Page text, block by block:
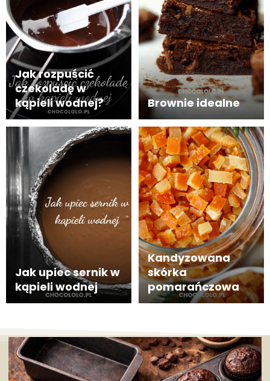
Jak rozpuścić
czekoladę w
kąpieli wodnej?
Brownie idealne
Jak upiec sernik w
kąpieli wodnej
Kandyzowana
skórka
pomarańczowa